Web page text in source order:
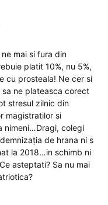
mai si fura din
platit 10%, nu 5%,
cu prosteala! Ne cer si
ne plateasca corect
stresul zilnic din
magistratilor si
nimeni…Dragi, colegi
de hrana ni s
la 2018…in schimb ni
asteptati? Sa nu mai